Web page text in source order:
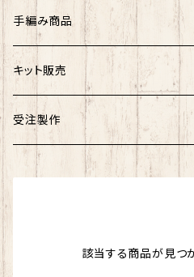
アンゴラホイップ
つややかコットン
ウォッシュコットン
リッチモア
シルクフィリーノ
手編み商品
マフラー
ストール
帽子
キット販売
バッグ
帽子
受注製作
該当する商品が見つ